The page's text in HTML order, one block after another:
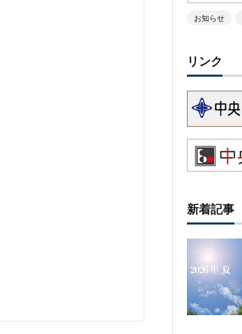
お知らせ
リンク
新着記事